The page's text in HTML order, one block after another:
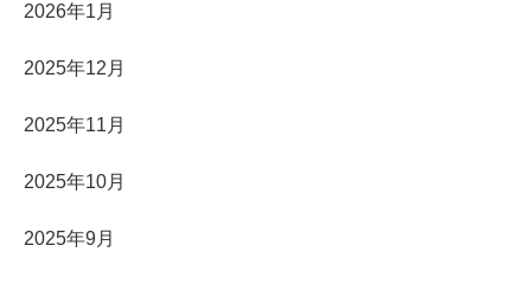
2026年1月
2025年12月
2025年11月
2025年10月
2025年9月